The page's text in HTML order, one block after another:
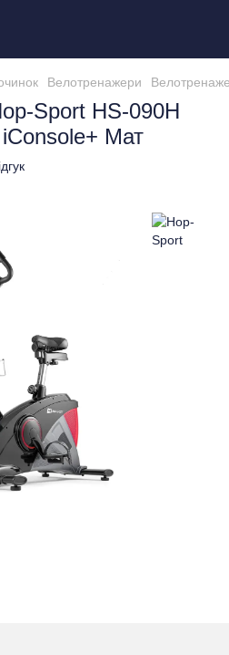
Велотренажери
Sport HS-090H
Мат